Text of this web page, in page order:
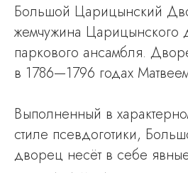
Большой Царицынский
жемчужина Царицынского
паркового ансамбля.
в 1786—1796 годах
Выполненный в
стиле псевдоготики,
дворец несёт в себе